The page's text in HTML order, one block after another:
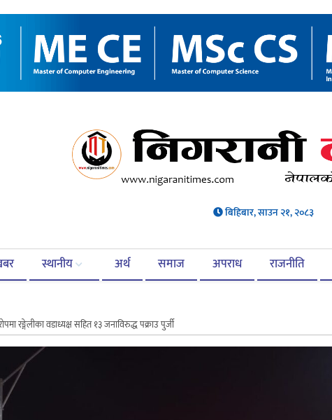
बिहिबार, साउन २१, २०८३
स्थानीय अर्थ समाज अपराध राजनीति
रङ्गेलीका वडाध्यक्ष सहित १३ जनाविरुद्ध पक्राउ पुर्जी